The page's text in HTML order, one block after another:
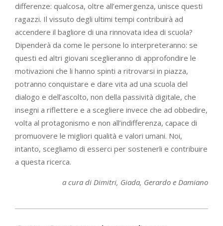
differenze: qualcosa, oltre all’emergenza, unisce questi
ragazzi. Il vissuto degli ultimi tempi contribuirà ad
accendere il bagliore di una rinnovata idea di scuola?
Dipenderà da come le persone lo interpreteranno: se
questi ed altri giovani sceglieranno di approfondire le
motivazioni che li hanno spinti a ritrovarsi in piazza,
potranno conquistare e dare vita ad una scuola del
dialogo e dell’ascolto, non della passività digitale, che
insegni a riflettere e a scegliere invece che ad obbedire,
volta al protagonismo e non all’indifferenza, capace di
promuovere le migliori qualità e valori umani. Noi,
intanto, scegliamo di esserci per sostenerli e contribuire
a questa ricerca.
a cura di Dimitri, Giada, Gerardo e Damiano